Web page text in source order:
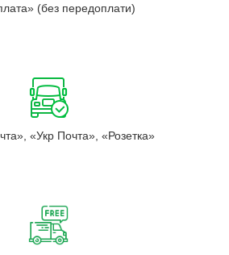
(без передоплати)
«Укр Почта», «Розетка»